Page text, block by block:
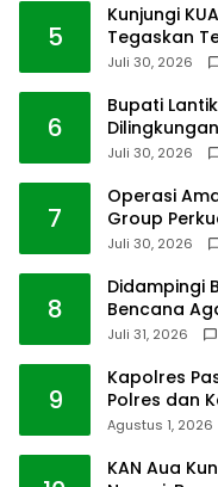
5
Kunjungi
Tegaskan
Juli 30, 2026
6
Bupati
Juli 30, 2026
7
Operasi
Group
Juli 30, 2026
8
Didampingi
Bencana
Juli 31, 2026
9
Kapolres
Polres dan
Agustus 1, 2026
KAN Aua